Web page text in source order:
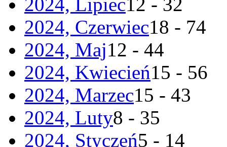
2024, Czerwiec18 - 74
2024, Maj12 - 44
2024, Kwiecień15 - 56
2024, Marzec15 - 43
2024, Luty8 - 35
2024, Styczeń5 - 14